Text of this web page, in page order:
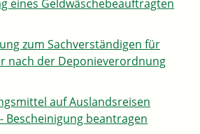
eines Geldwäschebeauftragten
zum Sachverständigen für
nach der Deponieverordnung
auf Auslandsreisen
Bescheinigung beantragen